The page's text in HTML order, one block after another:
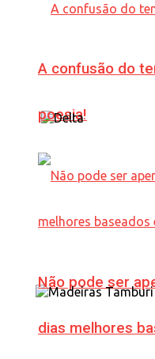
A confusão do
poesia!
Não pode ser
dias melhores